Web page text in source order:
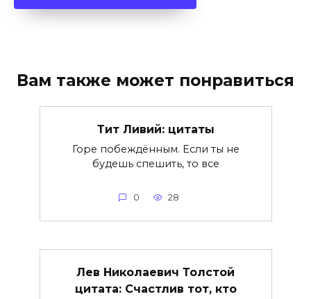
Вам также может понравиться
Тит Ливий: цитаты
Горе побеждённым. Если ты не
будешь спешить, то все
0 28
Лев Николаевич Толстой
цитата: Счастлив тот, кто